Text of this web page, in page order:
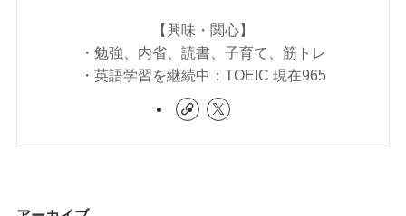
【興味・関心】
・勉強、内省、読書、子育て、筋トレ
・英語学習を継続中：TOEIC 現在965